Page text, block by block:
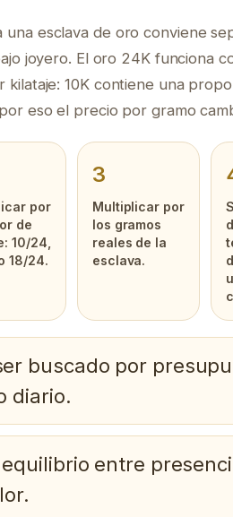
una esclava de oro conviene
joyero. El oro 24K funciona
kilataje: 10K contiene una
eso el precio por gramo
por
de
10/24,
18/24.
3
Multiplicar por
los gramos
reales de la
esclava.
buscado por
diario.
entre